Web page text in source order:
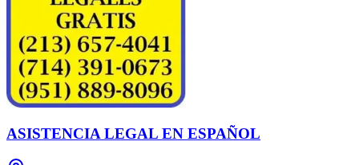
ASISTENCIA LEGAL EN ESPAÑOL